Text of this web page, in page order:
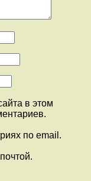
в этом
по email.